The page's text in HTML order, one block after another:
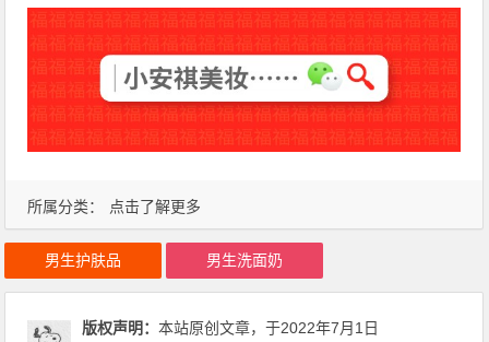
所属分类： 点击了解更多
男生护肤品 男生洗面奶
版权声明：本站原创文章，于2022年7月1日